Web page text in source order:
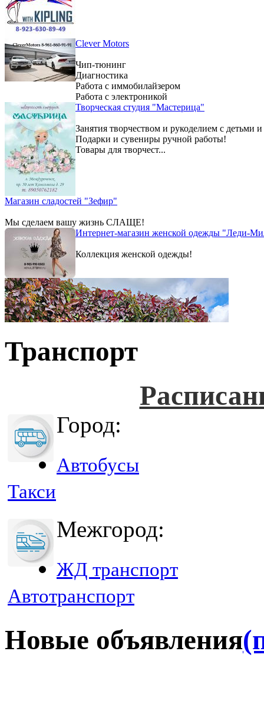
Clever Motors
Чип-тюнинг
Диагностика
Работа с иммобилайзером
Работа с электроникой
Творческая студия "Мастерица"
Занятия творчеством и рукоделием с детьми
Подарки и сувениры ручной работы!
Товары для творчест...
Магазин сладостей "Зефир"
Мы сделаем вашу жизнь СЛАЩЕ!
Интернет-магазин женской одежды "Леди-
Коллекция женской одежды!
Транспорт
Город:
Автобусы
Такси
Межгород:
ЖД транспорт
Автотранспорт
Новые объявления